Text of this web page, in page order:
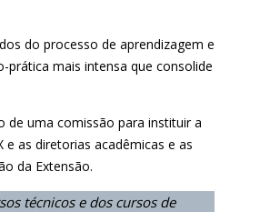
do processo de aprendizagem e
mais intensa que consolide
de uma comissão para instituir a
e as diretorias acadêmicas e as
da Extensão.
técnicos e dos cursos de